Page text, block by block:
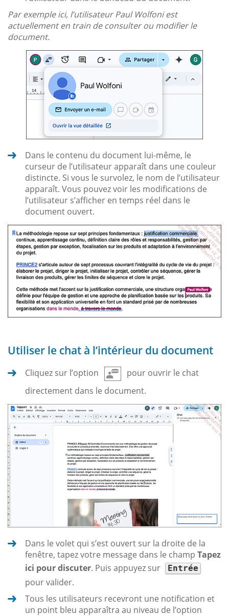
Par exemple ici, l’utilisateur Paul Wolfoni est
actuellement en train de consulter ou modifier le
document.
Dans le contenu du document lui-même, le
curseur de l’utilisateur apparaît dans une couleur
distincte. Si vous le survolez, le nom de l’utilisateur
apparaît. Vous pouvez voir les modifications de
l’utilisateur s’afficher en temps réel dans le
document ouvert.
Utiliser le chat à l’intérieur du document
Cliquez sur l’option
pour ouvrir le chat
directement dans le document.
Dans le volet qui s’est ouvert sur la droite de la
fenêtre, tapez votre message dans le champ Tapez
ici pour discuter. Puis appuyez sur Entrée
pour valider.
Tous les utilisateurs recevront une notification et
un point bleu apparaîtra au niveau de l’option